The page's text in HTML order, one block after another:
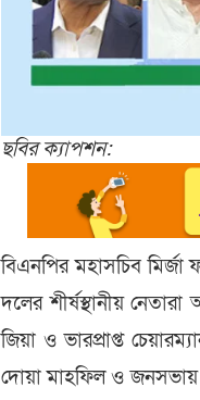
ছবির ক্যাপশন:
বিএনপির মহাসচিব
দলের শীর্ষস্থানীয়
জিয়া ও ভারপ্রাপ্ত
দোয়া মাহফিল ও জনসভায়